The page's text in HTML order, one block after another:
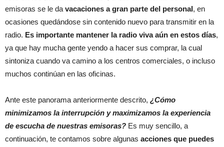
emisoras se le davacaciones a gran parte del personal, en
ocasiones quedándose sin contenido nuevo para transmitir en la
radio. Es importante mantener la radio viva aún en estos días,
ya que hay mucha gente yendo a hacer sus comprar, la cual
sintoniza cuando va camino a los centros comerciales, o incluso
muchos continúan en las oficinas.
Ante este panorama anteriormente descrito, ¿Cómo
minimizamos la interrupción y maximizamos la experiencia
de escucha de nuestras emisoras? Es muy sencillo, a
continuación, te contamos sobre algunas acciones que puedes